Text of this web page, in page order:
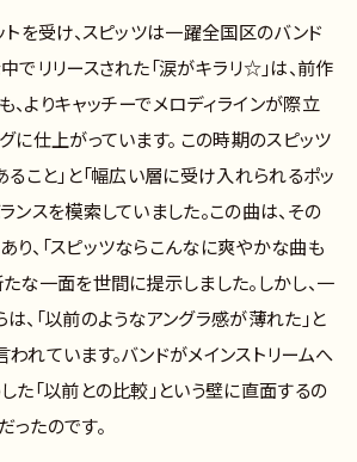
トを受け、スピッツは一躍全国区のバンド
でリリースされた「涙がキラリ☆」は、前作
よりキャッチーでメロディラインが際立
に仕上がっています。 この時期のスピッツ
ること」と「幅広い層に受け入れられるポッ
ンスを模索していました。この曲は、その
り、「スピッツならこんなに爽やかな曲も
な一面を世間に提示しました。しかし、一
、「以前のようなアングラ感が薄れた」と
れています。バンドがメインストリームへ
た「以前との比較」という壁に直面するの
たのです。